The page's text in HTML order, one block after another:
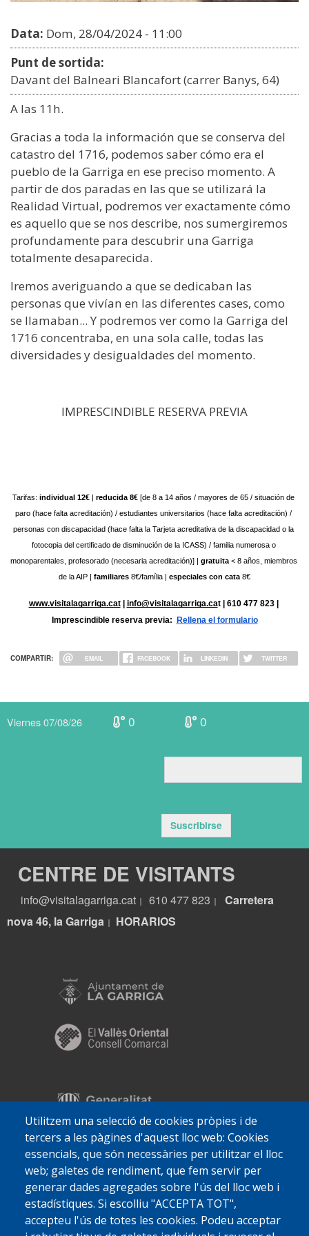
Data: Dom, 28/04/2024 - 11:00
Punt de sortida:
Davant del Balneari Blancafort (carrer Banys, 64)
A las 11h.
Gracias a toda la información que se conserva del
catastro del 1716, podemos saber cómo era el
pueblo de la Garriga en ese preciso momento. A
partir de dos paradas en las que se utilizará la
Realidad Virtual, podremos ver exactamente cómo
es aquello que se nos describe, nos sumergiremos
profundamente para descubrir una Garriga
totalmente desaparecida.
Iremos averiguando a que se dedicaban las
personas que vivían en las diferentes cases, como
se llamaban... Y podremos ver como la Garriga del
1716 concentraba, en una sola calle, todas las
diversidades y desigualdades del momento.
IMPRESCINDIBLE RESERVA PREVIA
Tarifas: individual 12€ | reducida 8€ [de 8 a 14 años / mayores de 65 / situación de
paro (hace falta acreditación) / estudiantes universitarios (hace falta acreditación) /
personas con discapacidad (hace falta la Tarjeta acreditativa de la discapacidad o la
fotocopia del certificado de disminución de la ICASS) / familia numerosa o
monoparentales, profesorado (necesaria acreditación)] | gratuita < 8 años, miembros
de la AIP | familiares 8€/família | especiales con cata 8€
www.visitalagarriga.cat | info@visitalagarriga.cat | 610 477 823 |
Imprescindible reserva previa:
Rellena el formulario
COMPARTIR: EMAIL FACEBOOK LINKEDIN TWITTER
Utilitzem una selecció de cookies pròpies i de
tercers a les pàgines d'aquest lloc web: Cookies
essencials, que són necessàries per utilitzar el lloc
web; galetes de rendiment, que fem servir per
generar dades agregades sobre l'ús del lloc web i
estadístiques. Si escolliu "ACCEPTA TOT",
accepteu l'ús de totes les cookies. Podeu acceptar
Viernes 07/08/26 0 0
Suscribirse
CENTRE DE VISITANTS
info@visitalagarriga.cat 610 477 823
Carretera
nova 46, la Garriga
HORARIOS